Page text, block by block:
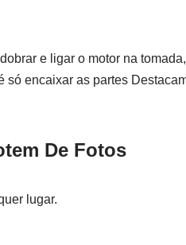
e ligar o motor na
só encaixar as partes
De Fotos
lugar.